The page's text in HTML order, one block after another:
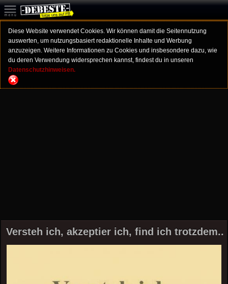
Diese Website verwendet Cookies. Wir können damit die Seitennutzung
auswerten, um nutzungsbasiert redaktionelle Inhalte und Werbung
anzuzeigen. Weitere Informationen zu Cookies und insbesondere dazu, wie
du deren Verwendung widersprechen kannst, findest du in unseren
Datenschutzhinweisen.
Versteh ich, akzeptier ich, find ich trotzdem..